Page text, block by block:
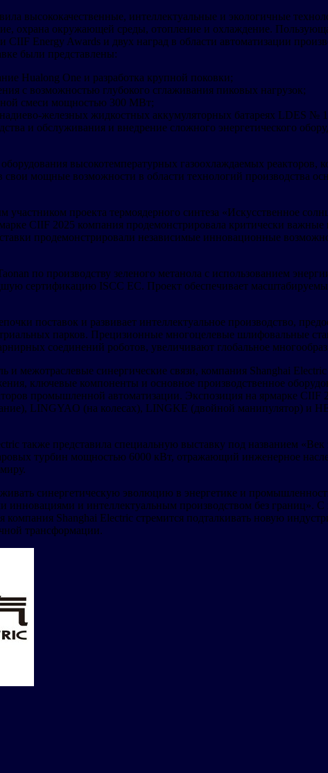
высококачественные, интеллектуальные и экологичные
охрана окружающей среды, отопление и охлаждение.
CIIF Energy Awards и двух наград в области автоматизации
были представлены:
Hualong One и разработка крупной поковки;
с возможностью глубокого сглаживания пиковых нагрузок;
смеси мощностью 300 МВт;
железных жидкостных аккумуляторных батареях LDES
и обслуживания и внедрение сложного энергетического
высокотемпературных газоохлаждаемых реакторов,
мощные возможности в области технологий производства
участником проекта термоядерного синтеза «Искусственное
CIIF 2025 компания продемонстрировала критически
продемонстрировали независимые инновационные
по производству зеленого метанола с использованием
сертификацию ISCC ЕС. Проект обеспечивает
поставок и развивает интеллектуальное производство,
парков. Прецизионные многоцелевые шлифовальные
соединений роботов, увеличивают глобальное
межотраслевые синергические связи, компания Shanghai
ключевые компоненты и основное производственное
промышленной автоматизации. Экспозиция на ярмарке CIIF
LINGYAO (на колесах), LINGKE (двойной манипулятор) и
также представила специальную выставку под названием
турбин мощностью 6000 кВт, отражающий инженерное
синергетическую эволюцию в энергетике и
и интеллектуальным производством без границ».
Shanghai Electric стремится подталкивать новую
трансформации.